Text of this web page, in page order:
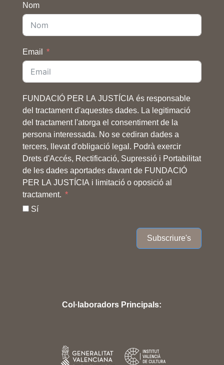
Nom
Email
FUNDACIÓ PER LA JUSTÍCIA és responsable
del tractament d'aquestes dades. La legitimació
del tractament l'atorga el consentiment de la
persona interessada. No se cediran dades a
tercers, llevat d'obligació legal. Podrà exercir
Drets d'Accés, Rectificació, Supressió i Portabilitat
de les dades aportades davant de FUNDACIÓ
PER LA JUSTÍCIA i limitació o oposició al
tractament.
Sí
Subscriure's
Col·laboradors Principals: